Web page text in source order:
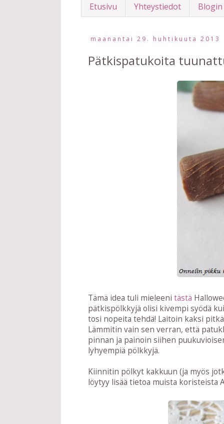
Etusivu Yhteystiedot
maanantai 29. huhtikuuta 2013
Pätkispatukoita
Tämä idea tuli mieleeni tästä
pätkispölkkyjä olisi kivempi syödä
tosi nopeita tehdä! Laitoin kaksi
Lämmitin vain sen verran, että
pinnan ja painoin siihen
lyhyempiä pölkkyjä.
Kiinnitin pölkyt kakkuun (ja myös
löytyy lisää tietoa muista koristeista